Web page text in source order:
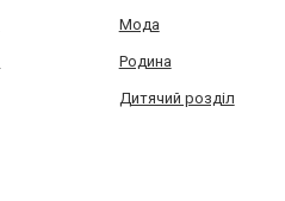
Мода
Родина
Дитячий розділ